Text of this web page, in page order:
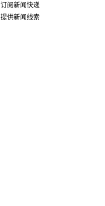
订阅新闻快递
提供新闻线索